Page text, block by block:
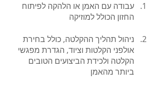
עבודה עם האמן או הלהקה לפיתוח
החזון הכולל למוזיקה
ניהול תהליך ההקלטה, כולל בחירת
אולפני הקלטות וציוד, הגדרת מפגשי
הקלטה ולכידת הביצועים הטובים
ביותר מהאמן